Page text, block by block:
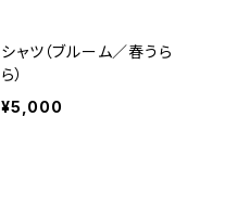
シャツ（ブルーム／春うら
ら）
¥5,000